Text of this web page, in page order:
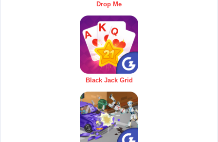
Drop Me
Black Jack Grid